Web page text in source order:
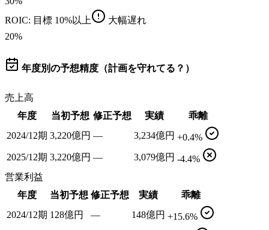
ROIC: 目標 10%以上
大幅遅れ
20%
年度別の予想精度（計画を守れてる？）
売上高
年度
当初予想 修正予想 実績
乖離
2024/12期 3,220億円 — 3,234億円 +0.4%
2025/12期 3,220億円 — 3,079億円 -4.4%
営業利益
年度
当初予想 修正予想 実績
乖離
2024/12期 128億円 — 148億円 +15.6%